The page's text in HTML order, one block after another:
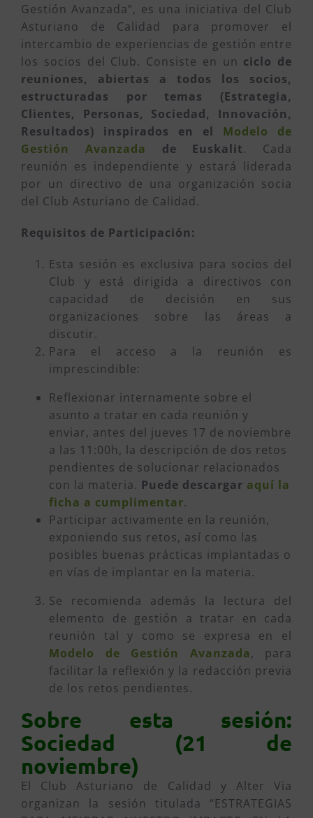
Gestión Avanzada”, es una iniciativa del Club
Asturiano de Calidad para promover el
intercambio de experiencias de gestión entre
los socios del Club. Consiste en un ciclo de
reuniones, abiertas a todos los socios,
estructuradas por temas (Estrategia,
Clientes, Personas, Sociedad, Innovación,
Resultados) inspirados en el Modelo de
Gestión Avanzada de Euskalit. Cada
reunión es independiente y estará liderada
por un directivo de una organización socia
del Club Asturiano de Calidad.
Requisitos de Participación:
Esta sesión es exclusiva para socios del
Club y está dirigida a directivos con
capacidad de decisión en sus
organizaciones sobre las áreas a
discutir.
Para el acceso a la reunión es
imprescindible:
Reflexionar internamente sobre el
asunto a tratar en cada reunión y
enviar, antes del jueves 17 de noviembre
a las 11:00h, la descripción de dos retos
pendientes de solucionar relacionados
con la materia. Puede descargar aquí la
ficha a cumplimentar.
Participar activamente en la reunión,
exponiendo sus retos, así como las
posibles buenas prácticas implantadas o
en vías de implantar en la materia.
Se recomienda además la lectura del
elemento de gestión a tratar en cada
reunión tal y como se expresa en el
Modelo de Gestión Avanzada, para
facilitar la reflexión y la redacción previa
de los retos pendientes.
Sobre esta sesión:
Sociedad (21 de
noviembre)
El Club Asturiano de Calidad y Alter Via
organizan la sesión titulada “ESTRATEGIAS